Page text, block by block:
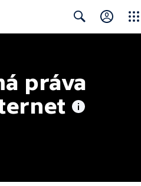
práva